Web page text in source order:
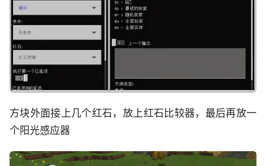
方块外面接上几个红石，放上红石比较器，最后再放一
个阳光感应器